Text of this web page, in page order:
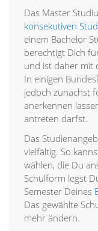
Das Master
konsekutiven
einem Bachelor
berechtigt Dich
und ist daher mit
In einigen
jedoch zunächst
anerkennen
antreten darfst.
Das
vielfältig. So
wählen, die Du
Schulform legst
Semester Deines
Das gewählte
mehr ändern.